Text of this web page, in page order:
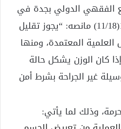
الفقهي الدولي بجدة في
الدورة (18) قرار رقم 173(11/18) مانصه: “يجوز تقليل
العلمية المعتمدة، ومنها
كان الوزن يشكل حالة
غير الجراحة بشرط أمن
وذلك لما يأتي: